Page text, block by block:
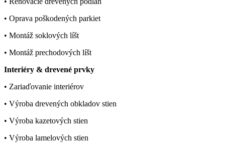
• Oprava poškodených parkiet
• Montáž soklových líšt
• Montáž prechodových líšt
Interiéry & drevené prvky
• Zariaďovanie interiérov
• Výroba drevených obkladov stien
• Výroba kazetových stien
• Výroba lamelových stien